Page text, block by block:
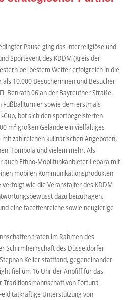
Pause ging das interreligiöse und
Sportevent des KDDM (Kreis der
bei bestem Wetter erfolgreich in die
als 10.000 Besucherinnen und Besucher
Benrath 06 an der Bayreuther Straße.
Fußballturnier sowie dem erstmals
Cup, bot sich den sportbegeisterten
m² großen Gelände ein vielfältiges
zahlreichen kulinarischen Angeboten,
Tombola und vielem mehr. Als
auch Ethno-Mobilfunkanbieter Lebara mit
mobilen Kommunikationsprodukten
verfolgt wie die Veranstalter des KDDM
dazu beizutragen,
eine facettenreiche sowie neugierige
traten im Rahmen des
Schirmherrschaft des Düsseldorfer
Keller stattfand, gegeneinander
fiel um 16 Uhr der Anpfiff für das
Traditionsmannschaft von Fortuna
tatkräftige Unterstützung von